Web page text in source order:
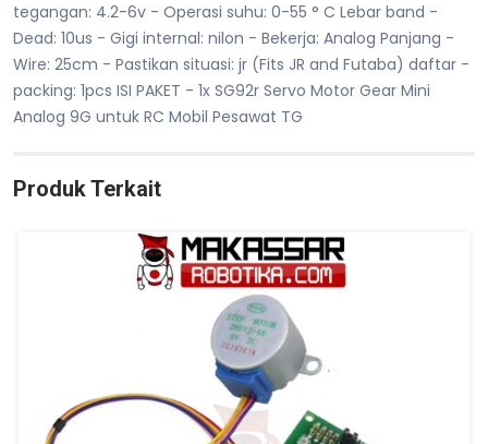
tegangan: 4.2-6v - Operasi suhu: 0-55 ° C Lebar band -
Dead: 10us - Gigi internal: nilon - Bekerja: Analog Panjang -
Wire: 25cm - Pastikan situasi: jr (Fits JR and Futaba) daftar -
packing: 1pcs ISI PAKET - 1x SG92r Servo Motor Gear Mini
Analog 9G untuk RC Mobil Pesawat TG
Produk Terkait